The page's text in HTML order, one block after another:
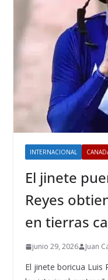
INTERNACIONAL
El jinete
Reyes
en tierras
junio 29, 2026 Juan
El jinete boricua Luis